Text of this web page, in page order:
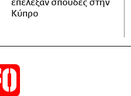
επέλεξαν σπουδές στην
Κύπρο